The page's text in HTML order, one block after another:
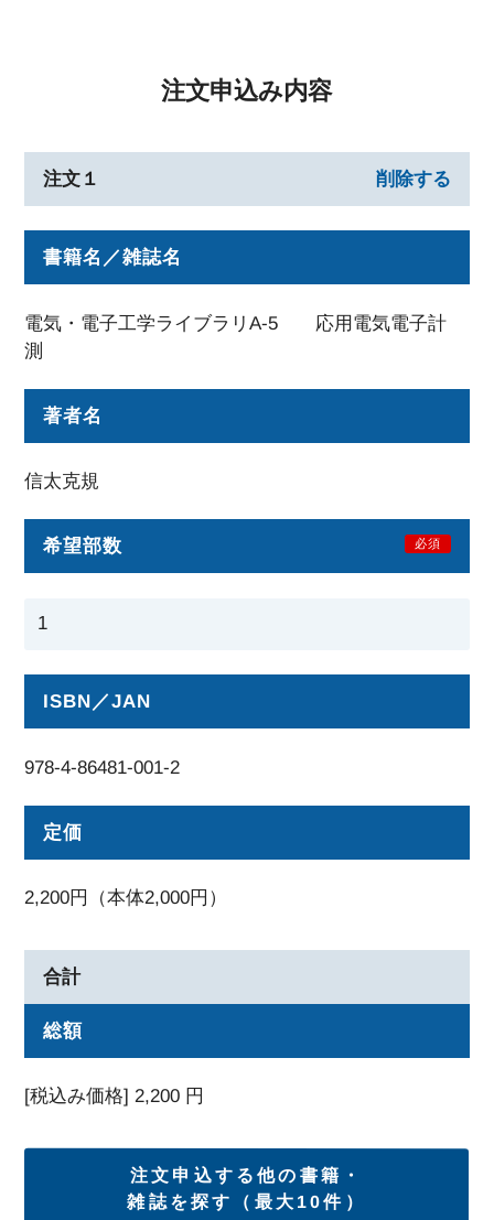
注文申込み内容
注文１ 削除する
書籍名／雑誌名
電気・電子工学ライブラリA-5 応用電気電子計
測
著者名
信太克規
希望部数 必須
ISBN／JAN
978-4-86481-001-2
定価
2,200円（本体2,000円）
合計
総額
[税込み価格]2,200 円
注文申込する他の書籍・
雑誌を探す（最大10件）